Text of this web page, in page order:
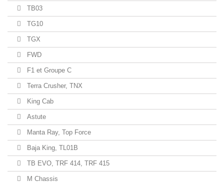
TB03
TG10
TGX
FWD
F1 et Groupe C
Terra Crusher, TNX
King Cab
Astute
Manta Ray, Top Force
Baja King, TL01B
TB EVO, TRF 414, TRF 415
M Chassis